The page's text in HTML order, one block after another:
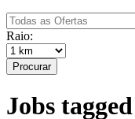
Raio:
Procurar
Jobs